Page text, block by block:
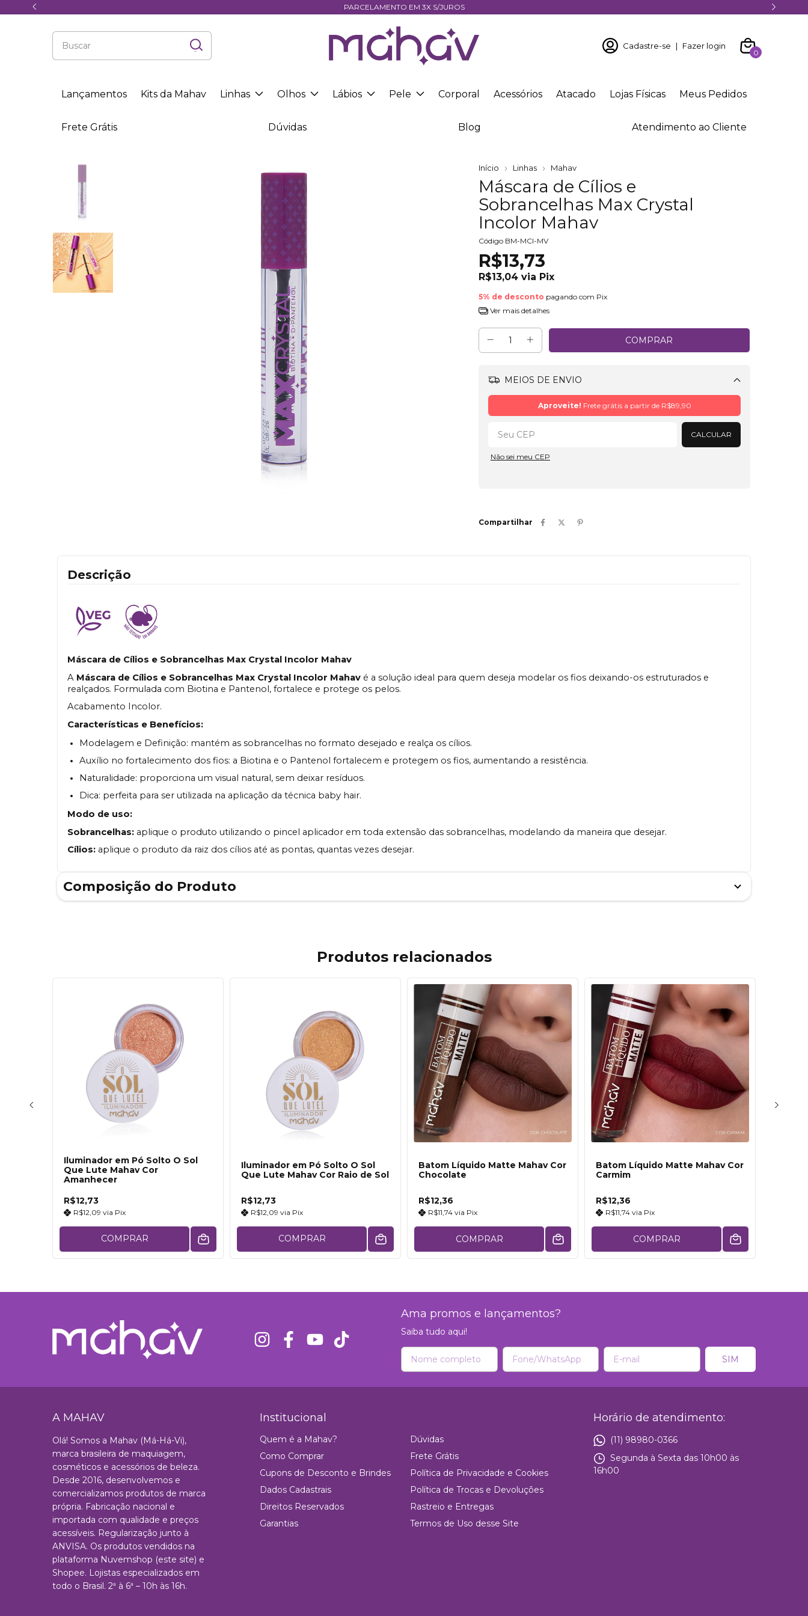
PARCELAMENTO EM 3X S/JUROS
Cadastre-se | Fazer login
0
Lançamentos Kits da Mahav Linhas Olhos Lábios Pele Corporal Acessórios Atacado Lojas Físicas Meus Pedidos
Frete Grátis Dúvidas Blog Atendimento ao Cliente
Início Linhas Mahav
Máscara de Cílios e
Sobrancelhas Max Crystal
Incolor Mahav
Código BM-MCI-MV
R$13,73
R$13,04 via Pix
5% de desconto pagando com Pix
Ver mais detalhes
MEIOS DE ENVIO
Aproveite! Frete grátis a partir de R$89,90
CALCULAR
Não sei meu CEP
Compartilhar
Descrição
Máscara de Cílios e Sobrancelhas Max Crystal Incolor Mahav
A Máscara de Cílios e Sobrancelhas Max Crystal Incolor Mahav é a solução ideal para quem deseja modelar os fios deixando-os estruturados e
realçados. Formulada com Biotina e Pantenol, fortalece e protege os pelos.
Acabamento Incolor.
Características e Benefícios:
Modelagem e Definição: mantém as sobrancelhas no formato desejado e realça os cílios.
Auxílio no fortalecimento dos fios: a Biotina e o Pantenol fortalecem e protegem os fios, aumentando a resistência.
Naturalidade: proporciona um visual natural, sem deixar resíduos.
Dica: perfeita para ser utilizada na aplicação da técnica baby hair.
Modo de uso:
Sobrancelhas: aplique o produto utilizando o pincel aplicador em toda extensão das sobrancelhas, modelando da maneira que desejar.
Cílios: aplique o produto da raiz dos cílios até as pontas, quantas vezes desejar.
Composição do Produto
Produtos relacionados
Iluminador em Pó Solto O Sol
Que Lute Mahav Cor
Amanhecer
R$12,73
R$12,09 via Pix
COMPRAR
Iluminador em Pó Solto O Sol
Que Lute Mahav Cor Raio de Sol
R$12,73
R$12,09 via Pix
COMPRAR
Batom Líquido Matte Mahav Cor
Chocolate
R$12,36
R$11,74 via Pix
COMPRAR
Batom Líquido Matte Mahav Cor
Carmim
R$12,36
R$11,74 via Pix
COMPRAR
Ama promos e lançamentos?
Saiba tudo aqui!
A MAHAV
Olá! Somos a Mahav (Má-Há-Vi),
marca brasileira de maquiagem,
cosméticos e acessórios de beleza.
Desde 2016, desenvolvemos e
comercializamos produtos de marca
própria. Fabricação nacional e
importada com qualidade e preços
acessíveis. Regularização junto à
ANVISA. Os produtos vendidos na
plataforma Nuvemshop (este site) e
Shopee. Lojistas especializados em
todo o Brasil. 2ª à 6ª – 10h às 16h.
Institucional
Quem é a Mahav?
Como Comprar
Cupons de Desconto e Brindes
Dados Cadastrais
Direitos Reservados
Garantias
Dúvidas
Frete Grátis
Política de Privacidade e Cookies
Política de Trocas e Devoluções
Rastreio e Entregas
Termos de Uso desse Site
Horário de atendimento:
(11) 98980-0366
Segunda à Sexta das 10h00 às
16h00